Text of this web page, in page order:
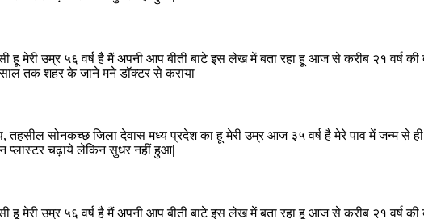
हू मेरी उम्र ५६ वर्ष है मैं अपनी आप बीती बाटे इस लेख में बता रहा हू आज से करीब २१ वर्ष
साल तक शहर के जाने मने डॉक्टर से कराया
तहसील सोनकच्छ जिला देवास मध्य प्रदेश का हू मेरी उम्र आज ३५ वर्ष है मेरे पाव में जन्म
प्लास्टर चढ़ाये लेकिन सुधर नहीं हुआ|
हू मेरी उम्र ५६ वर्ष है मैं अपनी आप बीती बाटे इस लेख में बता रहा हू आज से करीब २१ वर्ष